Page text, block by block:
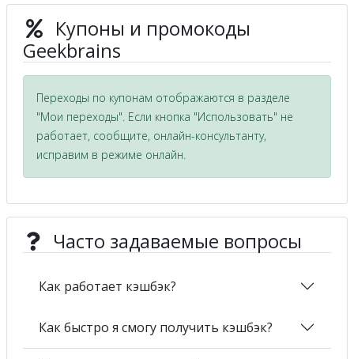
Купоны и промокоды
Geekbrains
Переходы по купонам отображаются в разделе
"Мои переходы". Если кнопка "Использовать" не
работает, сообщите, онлайн-консультанту,
исправим в режиме онлайн.
Часто задаваемые вопросы
Как работает кэшбэк?
Как быстро я смогу получить кэшбэк?